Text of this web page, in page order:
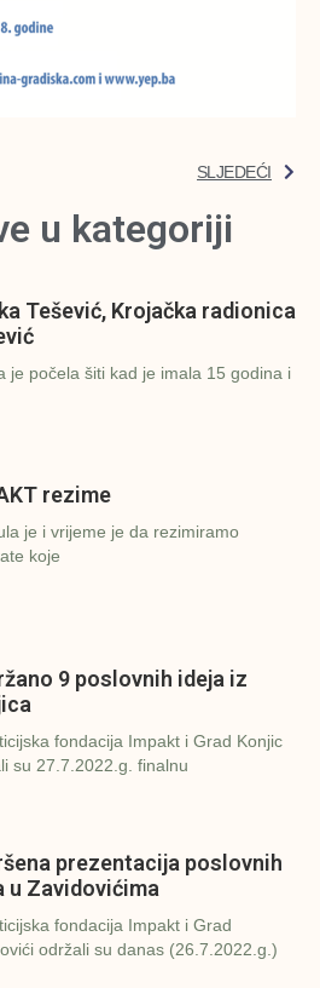
SLJEDEĆI
u kategoriji
Tešević, Krojačka radionica
je počela šiti kad je imala 15 godina i
rezime
je i vrijeme je da rezimiramo
koje
9 poslovnih ideja iz
fondacija Impakt i Grad Konjic
su 27.7.2022.g. finalnu
prezentacija poslovnih
u Zavidovićima
fondacija Impakt i Grad
održali su danas (26.7.2022.g.)